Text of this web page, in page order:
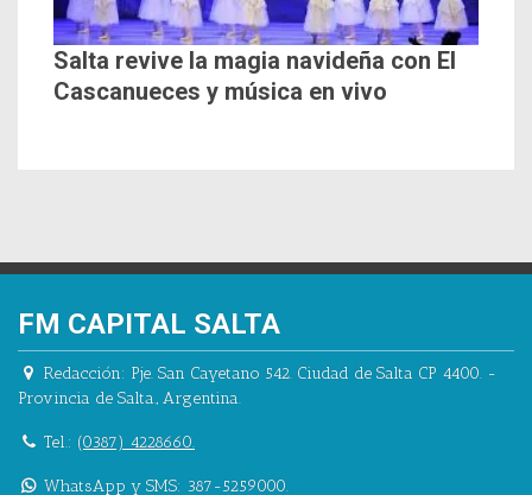
Salta revive la magia navideña con El
Cascanueces y música en vivo
FM CAPITAL SALTA
Redacción: Pje. San Cayetano 542. Ciudad de Salta CP 4400. -
Provincia de Salta., Argentina.
Tel.: (0387) 4228660.
WhatsApp y SMS: 387-5259000.